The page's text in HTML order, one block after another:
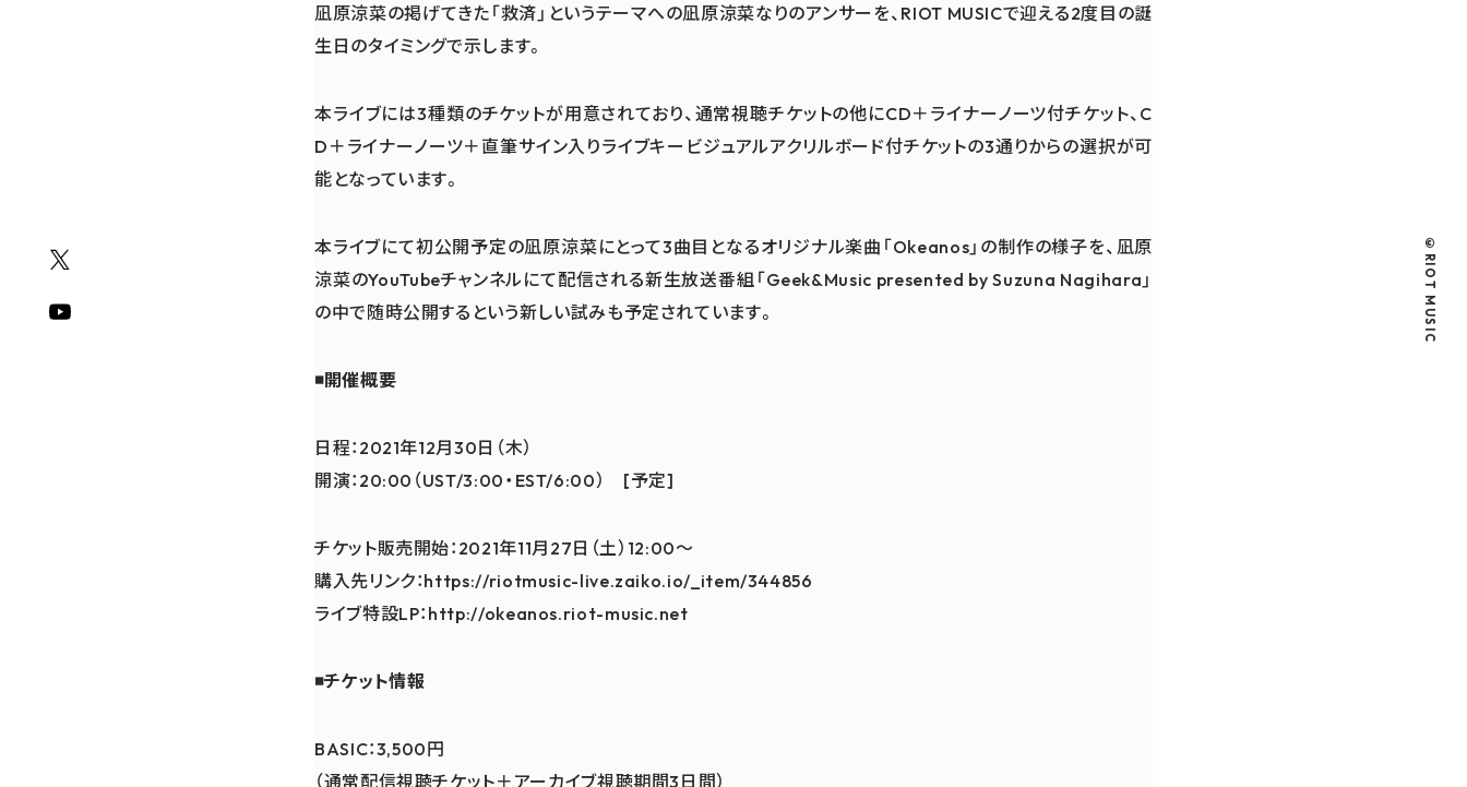
凪原涼菜の掲げてきた「救済」というテーマへの凪原涼菜なりのアンサーを、RIOT MUSICで迎える2度目の誕
生日のタイミングで示します。
本ライブには3種類のチケットが用意されており、通常視聴チケットの他にCD＋ライナーノーツ付チケット、C
D＋ライナーノーツ＋直筆サイン入りライブキービジュアルアクリルボード付チケットの3通りからの選択が可
能となっています。
本ライブにて初公開予定の凪原涼菜にとって3曲目となるオリジナル楽曲「Okeanos」の制作の様子を、凪原
涼菜のYouTubeチャンネルにて配信される新生放送番組「Geek&Music presented by Suzuna Nagihara」
の中で随時公開するという新しい試みも予定されています。
◾開催概要
日程：2021年12月30日（木）
開演：20:00（UST/3:00・EST/6:00） [予定]
チケット販売開始：2021年11月27日（土）12:00〜
購入先リンク：https://riotmusic-live.zaiko.io/_item/344856
ライブ特設LP：http://okeanos.riot-music.net
◾チケット情報
BASIC：3,500円
（通常配信視聴チケット＋アーカイブ視聴期間3日間）
©RIOT MUSIC